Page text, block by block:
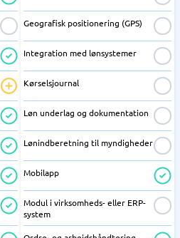
Geografisk positionering (GPS)
Integration med lønsystemer
Kørselsjournal
Løn underlag og dokumentation
Lønindberetning til myndigheder
Mobilapp
Modul i virksomheds- eller ERP-
system